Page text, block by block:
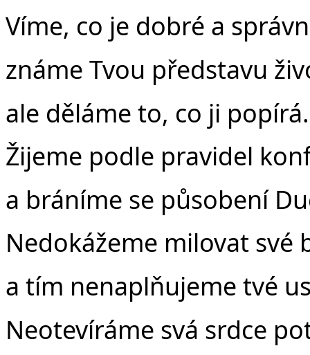
Víme, co je dobré a
známe Tvou představu
ale děláme to, co ji popírá.
Žijeme podle pravidel
a bráníme se působení
Nedokážeme milovat své
a tím nenaplňujeme tvé
Neotevíráme svá srdce